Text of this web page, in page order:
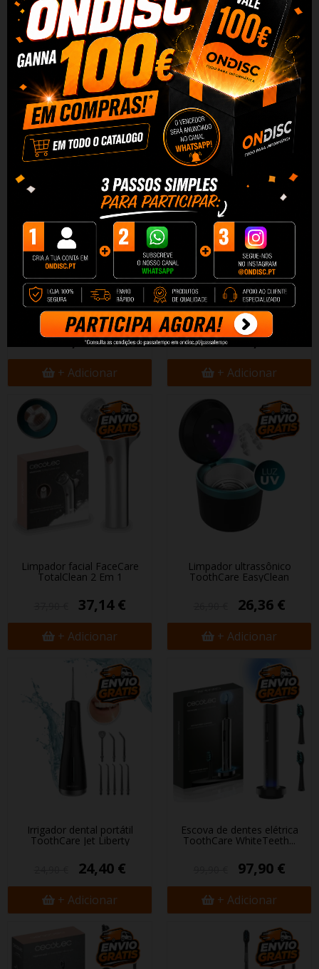
Massageador Elétrico do
Pescoço do EMS ANLAN...
27,90 €
+ Adicionar
Escova Dentes Eletrica Bitvae
BVK7S Kids Blue
18,98 €
+ Adicionar
Massageador facial RF de
Elevação ANLAN...
90,98 €
+ Adicionar
Escova de Fototerapia Facial
FaceCare Face&Neck...
29,90 € 29,30 €
+ Adicionar
Limpador facial FaceCare
TotalClean 2 Em 1
37,14 €
+ Adicionar
Limpador ultrassônico
ToothCare EasyClean
26,36 €
+ Adicionar
Irrigador dental portátil
ToothCare Jet Liberty
24,40 €
+ Adicionar
Escova de dentes elétrica
ToothCare WhiteTeeth...
97,90 €
+ Adicionar